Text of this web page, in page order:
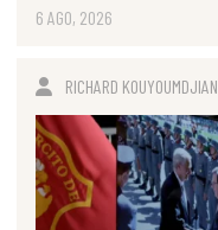
6 AGO, 2026
RICHARD KOUYOUMDJIAN